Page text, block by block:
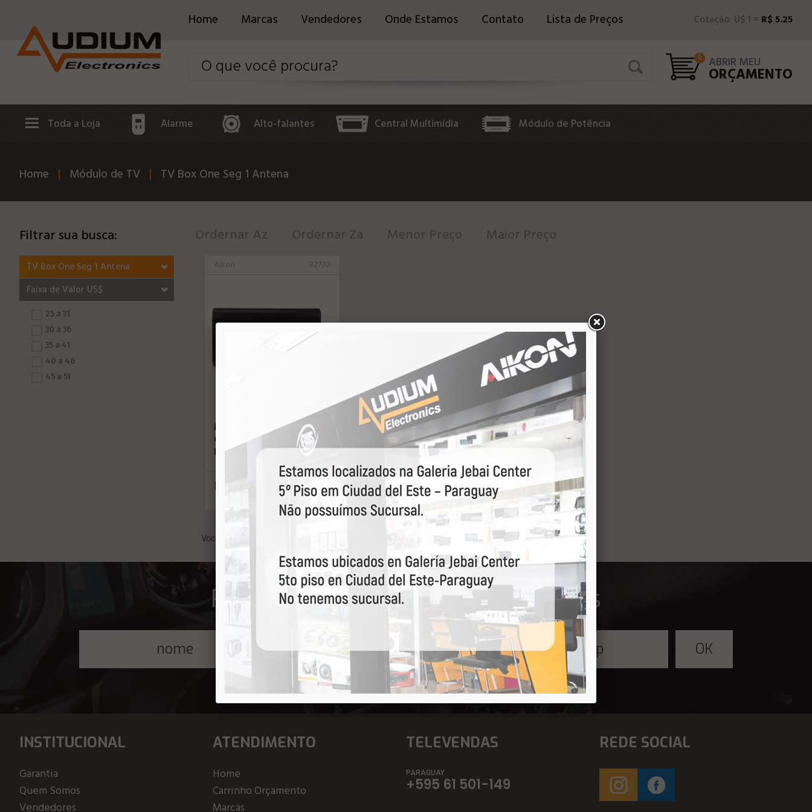
Home Marcas Vendedores Onde Estamos Contato Lista de Preços Cotação: U$ 1 = R$ 5.25
0 ABRIR MEU
ORÇAMENTO
Toda a Loja Alarme Alto-falantes Central Multimídia Módulo de Potência
Home Módulo de TV TV Box One Seg 1 Antena
Filtrar sua busca:
TV Box One Seg 1 Antena
Faixa de Valor US$
25 a 31
30 a 36
35 a 41
40 a 46
45 a 51
Aikon 82730
MULT AIKON TV BOX
ONE SEG 1ANT AKS-
UN1 SEM ACESSORIOS
U$ consulte
Você está visualizando 1 do total de 1 registros
Receba por primeiro nossas ofertas
INSTITUCIONAL
Garantia
Quem Somos
Vendedores
ATENDIMENTO
Home
Carrinho Orçamento
Marcas
TELEVENDAS
PARAGUAY
+595 61 501-149
REDE SOCIAL